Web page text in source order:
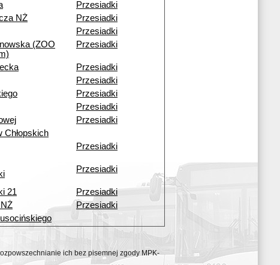
Przesiadki
NŻ
Przesiadki
Przesiadki
(ZOO
Przesiadki
Przesiadki
Przesiadki
Przesiadki
Przesiadki
Przesiadki
Chłopskich
Przesiadki
Przesiadki
21
Przesiadki
Przesiadki
ich bez pisemnej zgody MPK-